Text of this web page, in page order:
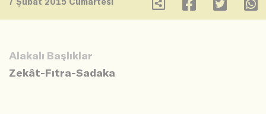
Alakalı Başlıklar
Zekât-Fıtra-Sadaka